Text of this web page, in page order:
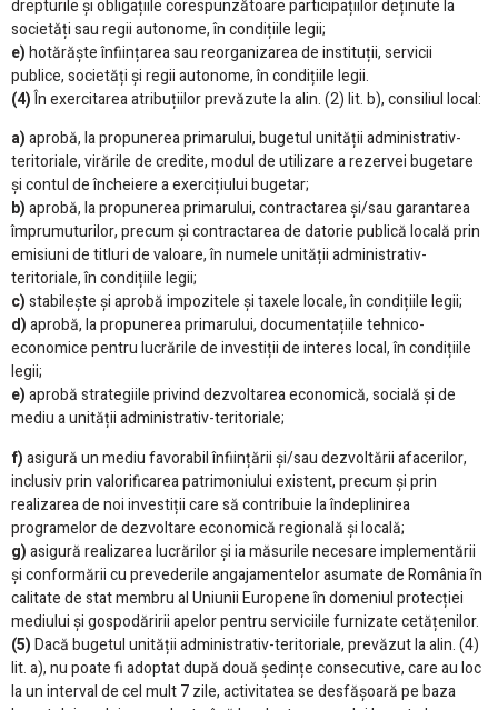
drepturile și obligațiile corespunzătoare participațiilor deținute la
societăți sau regii autonome, în condițiile legii;
e)hotărăște înființarea sau reorganizarea de instituții, servicii
publice, societăți și regii autonome, în condițiile legii.
(4)În exercitarea atribuțiilor prevăzute la alin. (2) lit. b), consiliul local:
a)aprobă, la propunerea primarului, bugetul unității administrativ-
teritoriale, virările de credite, modul de utilizare a rezervei bugetare
și contul de încheiere a exercițiului bugetar;
b)aprobă, la propunerea primarului, contractarea și/sau garantarea
împrumuturilor, precum și contractarea de datorie publică locală prin
emisiuni de titluri de valoare, în numele unității administrativ-
teritoriale, în condițiile legii;
c)stabilește și aprobă impozitele și taxele locale, în condițiile legii;
d)aprobă, la propunerea primarului, documentațiile tehnico-
economice pentru lucrările de investiții de interes local, în condițiile
legii;
e)aprobă strategiile privind dezvoltarea economică, socială și de
mediu a unității administrativ-teritoriale;
f)asigură un mediu favorabil înființării și/sau dezvoltării afacerilor,
inclusiv prin valorificarea patrimoniului existent, precum și prin
realizarea de noi investiții care să contribuie la îndeplinirea
programelor de dezvoltare economică regională și locală;
g)asigură realizarea lucrărilor și ia măsurile necesare implementării
și conformării cu prevederile angajamentelor asumate de România în
calitate de stat membru al Uniunii Europene în domeniul protecției
mediului și gospodăririi apelor pentru serviciile furnizate cetățenilor.
(5)Dacă bugetul unității administrativ-teritoriale, prevăzut la alin. (4)
lit. a), nu poate fi adoptat după două ședințe consecutive, care au loc
la un interval de cel mult 7 zile, activitatea se desfășoară pe baza